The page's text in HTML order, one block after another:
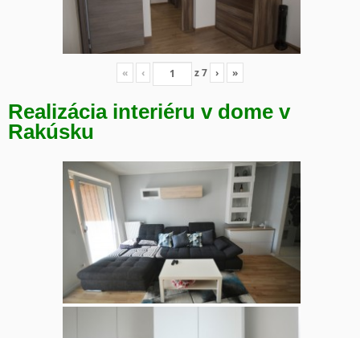
« ‹ z7 › »
Realizácia interiéru v dome v
Rakúsku